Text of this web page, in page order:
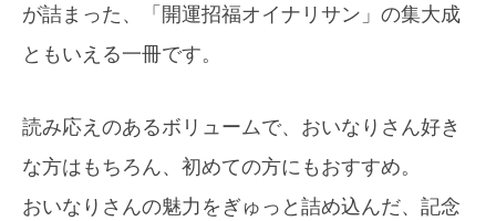
が詰まった、「開運招福オイナリサン」の集大成
ともいえる一冊です。
読み応えのあるボリュームで、おいなりさん好き
な方はもちろん、初めての方にもおすすめ。
おいなりさんの魅力をぎゅっと詰め込んだ、記念